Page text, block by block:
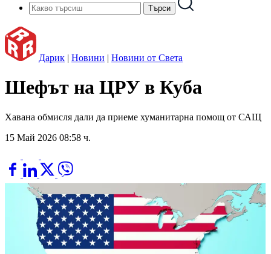
Дарик | Новини | Новини от Света
Шефът на ЦРУ в Куба
Хавана обмисля дали да приеме хуманитарна помощ от САЩ
15 Май 2026 08:58 ч.